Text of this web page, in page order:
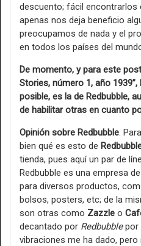
descuento; fácil encontrarlos
apenas nos deja beneficio
preocupamos de nada y el
en todos los países del
De momento, y para este
Stories, número 1, año
posible, es la de Redbubble,
de habilitar otras en cuanto
Opinión sobre Redbubble:
bien qué es esto de
tienda, pues aquí un par de
Redbubble es una empresa
para diversos productos,
bolsos, posters, etc; de la
son otras como Zazzle o
decantado por Redbubblepor
vibraciones me ha dado,